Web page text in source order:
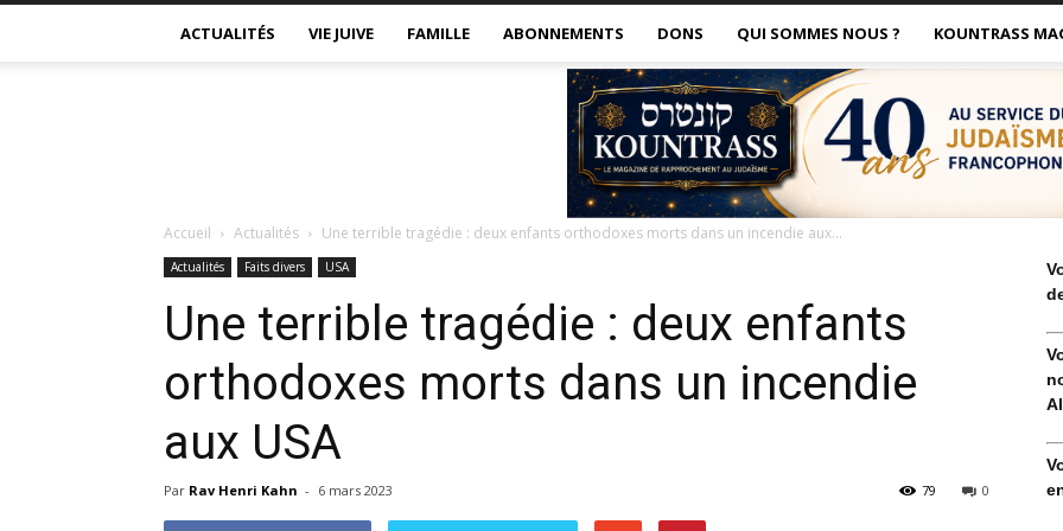
ACTUALITÉS VIE JUIVE FAMILLE ABONNEMENTS DONS QUI SOMMES NOUS ? KOUNTRASS
Accueil Actualités Une terrible tragédie : deux enfants orthodoxes morts dans un incendie aux...
Actualités Faits divers USA
Une terrible tragédie : deux enfants
orthodoxes morts dans un incendie
aux USA
Par Rav Henri Kahn - 6 mars 2023 0
79